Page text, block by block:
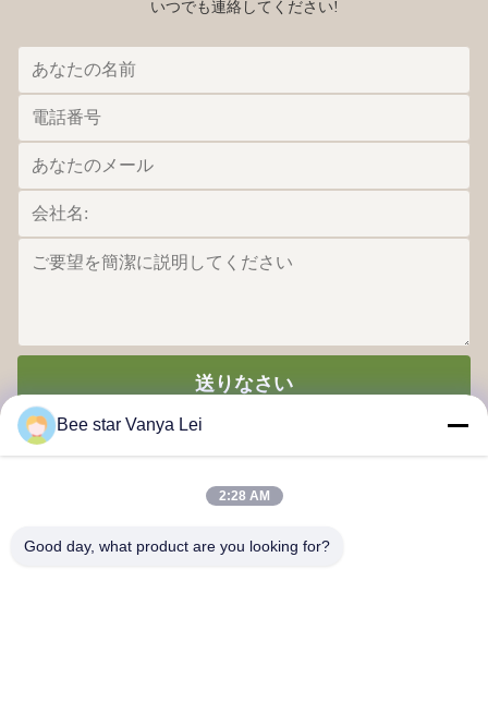
いつでも連絡してください!
送りなさい
Bee star Vanya Lei
2:28 AM
Good day, what product are you looking for?